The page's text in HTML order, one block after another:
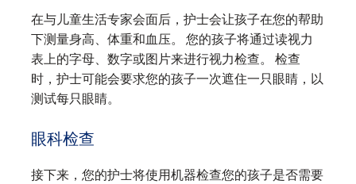
在与儿童生活专家会面后，护士会让孩子在您的帮助
下测量身高、体重和血压。 您的孩子将通过读视力
表上的字母、数字或图片来进行视力检查。 检查
时，护士可能会要求您的孩子一次遮住一只眼睛，以
测试每只眼睛。
眼科检查
接下来，您的护士将使用机器检查您的孩子是否需要